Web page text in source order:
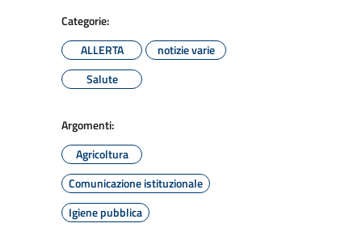
Categorie:
ALLERTA
notizie varie
Salute
Argomenti:
Agricoltura
Comunicazione istituzionale
Igiene pubblica